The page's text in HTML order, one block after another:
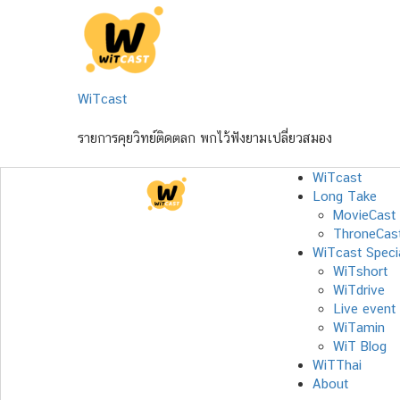
WiTcast
รายการคุยวิทย์ติดตลก พกไว้ฟังยามเปลี่ยวสมอง
WiTcast
Long Take
MovieCast
WiTcast
WiTshort
WiTdrive
Live event
WiTamin
WiT Blog
WiTThai
About